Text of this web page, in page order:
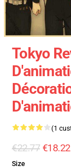
Tokyo
(1
€22.77 €18.22
Size